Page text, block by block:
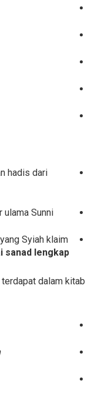
hadis dari
ulama Sunni
Syiah klaim
sanad lengkap
dalam kitab